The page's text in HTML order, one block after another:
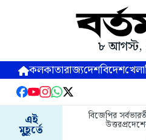
৮ আগস্ট,
কলকাতারাজ্যদেশবিদেশখেলা
এই
মুহূর্তে
বিজেপির